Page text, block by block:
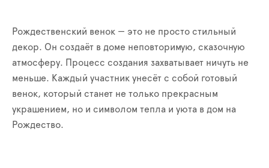
Рождественский венок — это не просто стильный
декор. Он создаёт в доме неповторимую, сказочную
атмосферу. Процесс создания захватывает ничуть не
меньше. Каждый участник унесёт с собой готовый
венок, который станет не только прекрасным
украшением, но и символом тепла и уюта в дом на
Рождество.